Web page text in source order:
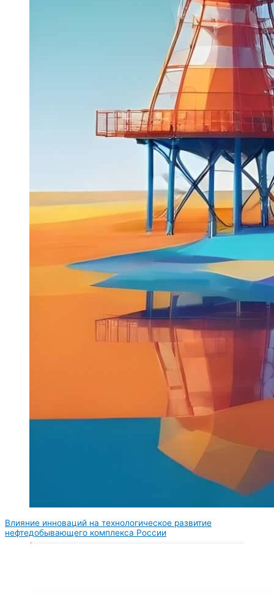
Влияние инноваций на технологическое развитие
нефтедобывающего комплекса России